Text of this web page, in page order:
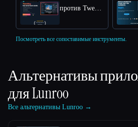
против TweetAI
Посмотреть все сопоставимые инструменты.
Альтернативы
дляLunroo
Все альтернативы Lunroo →